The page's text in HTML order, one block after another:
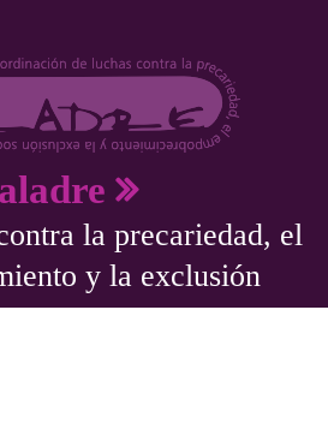
la precariedad, el
y la exclusión
usted aquí